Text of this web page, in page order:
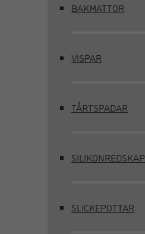
BAKMATTOR
VISPAR
TÅRTSPADAR
SILIKONREDSKAP
SLICKEPOTTAR